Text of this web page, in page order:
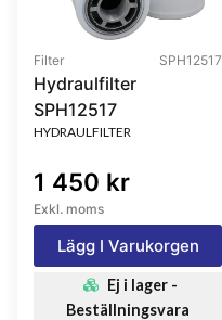
Filter SPH12517
Hydraulfilter
SPH12517
HYDRAULFILTER
1 450 kr
Exkl. moms
Lägg I Varukorgen
Ej i lager -
Beställningsvara